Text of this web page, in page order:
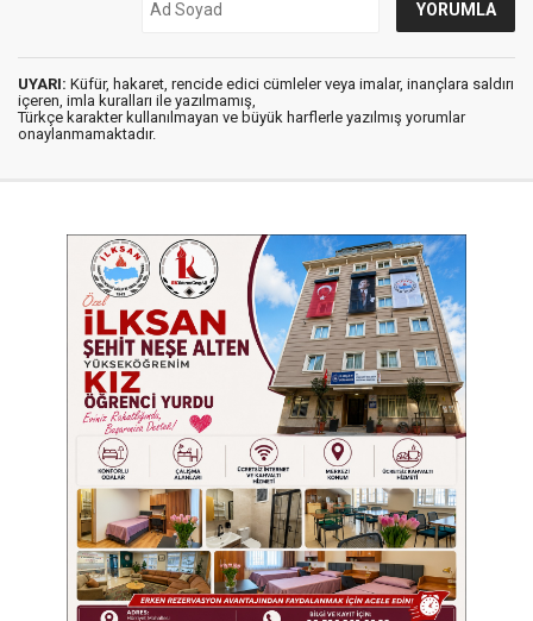
UYARI: Küfür, hakaret, rencide edici cümleler veya imalar, inançlara saldırı
içeren, imla kuralları ile yazılmamış,
Türkçe karakter kullanılmayan ve büyük harflerle yazılmış yorumlar
onaylanmamaktadır.